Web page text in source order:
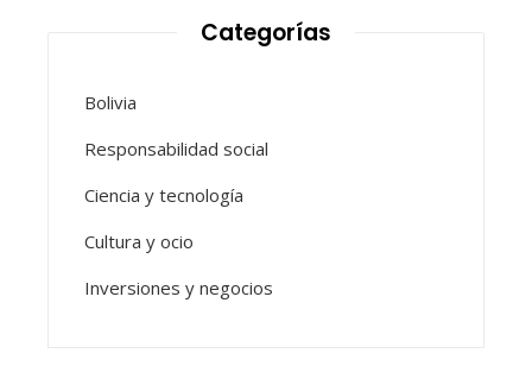
Categorías
Bolivia
Responsabilidad social
Ciencia y tecnología
Cultura y ocio
Inversiones y negocios